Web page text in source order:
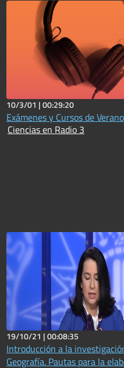
10/3/01 |00:29:20
Exámenes y Cursos de Verano
Ciencias en Radio 3
19/10/21 |00:08:35
Introducción a la
Geografía. Pautas para la